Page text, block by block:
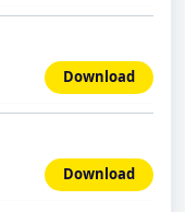
Download
Download